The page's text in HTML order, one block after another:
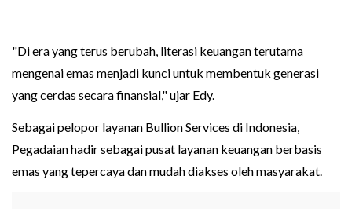
"Di era yang terus berubah, literasi keuangan terutama
mengenai emas menjadi kunci untuk membentuk generasi
yang cerdas secara finansial," ujar Edy.
Sebagai pelopor layanan Bullion Services di Indonesia,
Pegadaian hadir sebagai pusat layanan keuangan berbasis
emas yang tepercaya dan mudah diakses oleh masyarakat.